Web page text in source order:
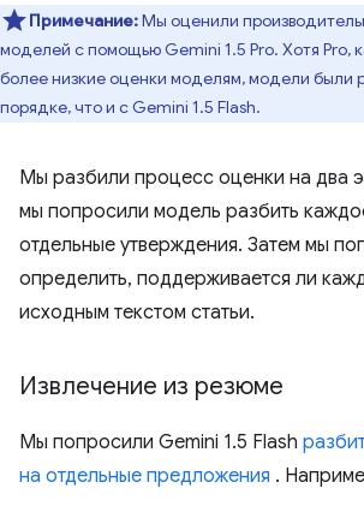
Примечание:Мы оценили
моделей с помощью Gemini 1.5 Pro. Хотя Pro,
более низкие оценки моделям, модели были
порядке, что и с Gemini 1.5 Flash.
Мы разбили процесс оценки на два
мы попросили модель разбить
отдельные утверждения. Затем мы
определить, поддерживается ли
исходным текстом статьи.
Извлечение из резюме
Мы попросили Gemini 1.5 Flash
на отдельные предложения .